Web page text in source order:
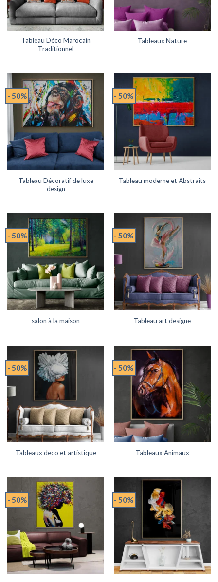
Tableau Déco Marocain
Traditionnel
Tableaux Nature
- 50%
Tableau Décoratif de luxe
design
- 50%
Tableau moderne et Abstraits
- 50%
salon à la maison
- 50%
Tableau art designe
- 50%
Tableaux deco et artistique
- 50%
Tableaux Animaux
- 50% - 50%